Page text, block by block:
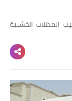
المظلات الخشبية